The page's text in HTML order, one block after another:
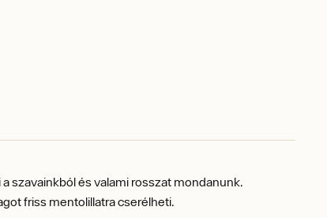
szavainkból és valami rosszat mondanunk.
friss mentolillatra cserélheti.